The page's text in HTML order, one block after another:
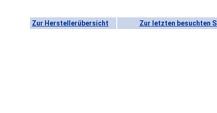
Zur Herstellerübersicht Zur letzten besuchten